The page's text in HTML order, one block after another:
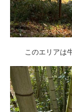
このエリアは